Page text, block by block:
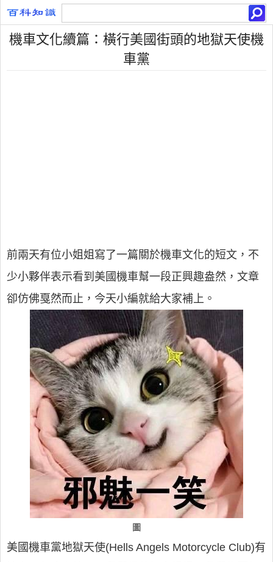
機車文化續篇：橫行美國街頭的地獄天使機
車黨
前兩天有位小姐姐寫了一篇關於機車文化的短文，不
少小夥伴表示看到美國機車幫一段正興趣盎然，文章
卻仿佛戛然而止，今天小編就給大家補上。
圖
美國機車黨地獄天使(Hells Angels Motorcycle Club)有